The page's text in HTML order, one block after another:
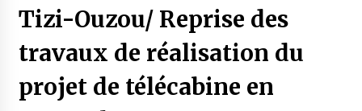
Magie de sorcier
4 ans ago
Oum el Gaïla / L’ogresse du M’zab
4 ans ago
Tizi-Ouzou/ Reprise des
travaux de réalisation du
projet de télécabine en